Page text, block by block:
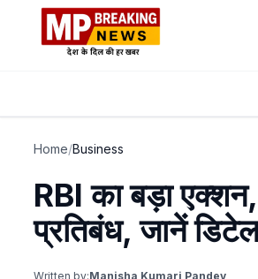
Home/Business
RBI का बड़ा
प्रतिबंध, जानें
Written by:Manisha Kumari Pandey